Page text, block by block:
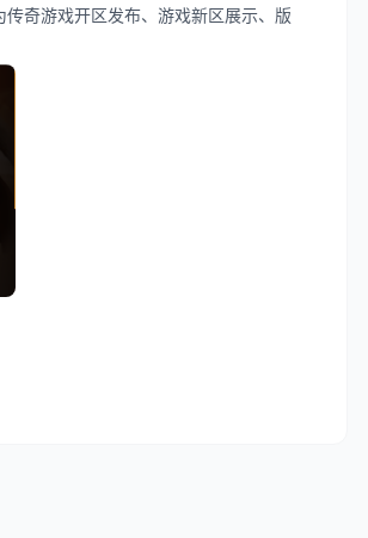
奇游戏开区发布、游戏新区展示、版